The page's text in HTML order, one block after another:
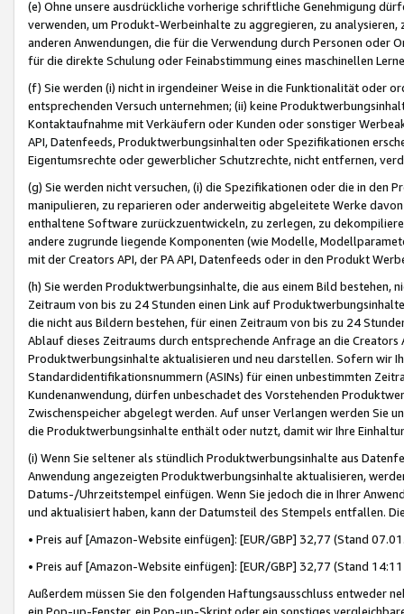
(e) Ohne unsere ausdrückliche vorherige schriftliche Genehmigung
verwenden, um Produkt-Werbeinhalte zu aggregieren, zu
anderen Anwendungen, die für die Verwendung durch Personen
für die direkte Schulung oder Feinabstimmung eines maschinellen
(f) Sie werden (i) nicht in irgendeiner Weise in die Funktionalität oder
entsprechenden Versuch unternehmen; (ii) keine
Kontaktaufnahme mit Verkäufern oder Kunden oder sonstiger
API, Datenfeeds, Produktwerbungsinhalten oder Spezifikationen
Eigentumsrechte oder gewerblicher Schutzrechte, nicht entfernen,
(g) Sie werden nicht versuchen, (i) die Spezifikationen oder die in
manipulieren, zu reparieren oder anderweitig abgeleitete Werke
enthaltene Software zurückzuentwickeln, zu zerlegen, zu
andere zugrunde liegende Komponenten (wie Modelle,
mit der Creators API, der PA API, Datenfeeds oder in den Produkt
(h) Sie werden Produktwerbungsinhalte, die aus einem Bild bestehen,
Zeitraum von bis zu 24 Stunden einen Link auf
die nicht aus Bildern bestehen, für einen Zeitraum von bis zu 24
Ablauf dieses Zeitraums durch entsprechende Anfrage an die
Produktwerbungsinhalte aktualisieren und neu darstellen. Sofern wir
Standardidentifikationsnummern (ASINs) für einen unbestimmten
Kundenanwendung, dürfen unbeschadet des Vorstehenden
Zwischenspeicher abgelegt werden. Auf unser Verlangen werden Sie
die Produktwerbungsinhalte enthält oder nutzt, damit wir Ihre
(i) Wenn Sie seltener als stündlich Produktwerbungsinhalte aus
Anwendung angezeigten Produktwerbungsinhalte aktualisieren,
Datums-/Uhrzeitstempel einfügen. Wenn Sie jedoch die in Ihrer
und aktualisiert haben, kann der Datumsteil des Stempels entfallen.
• Preis auf [Amazon-Website einfügen]: [EUR/GBP] 32,77 (Stand
• Preis auf [Amazon-Website einfügen]: [EUR/GBP] 32,77 (Stand
Außerdem müssen Sie den folgenden Haftungsausschluss entweder
ein Pop-up-Fenster, ein Pop-up-Skript oder ein sonstiges